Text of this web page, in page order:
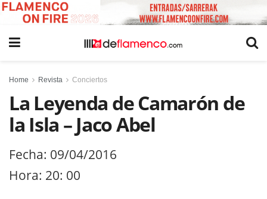
Home Revista Conciertos
La Leyenda de Camarón de
la Isla – Jaco Abel
Fecha: 09/04/2016
Hora: 20: 00